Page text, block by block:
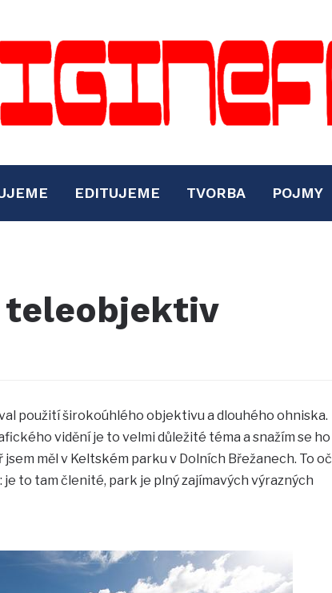
EDITUJEME TVORBA POJMY
teleobjektiv
použití širokoúhlého objektivu a dlouhého ohniska.
vidění je to velmi důležité téma a snažím se ho
měl v Keltském parku v Dolních Břežanech. To oč
to tam členité, park je plný zajímavých výrazných